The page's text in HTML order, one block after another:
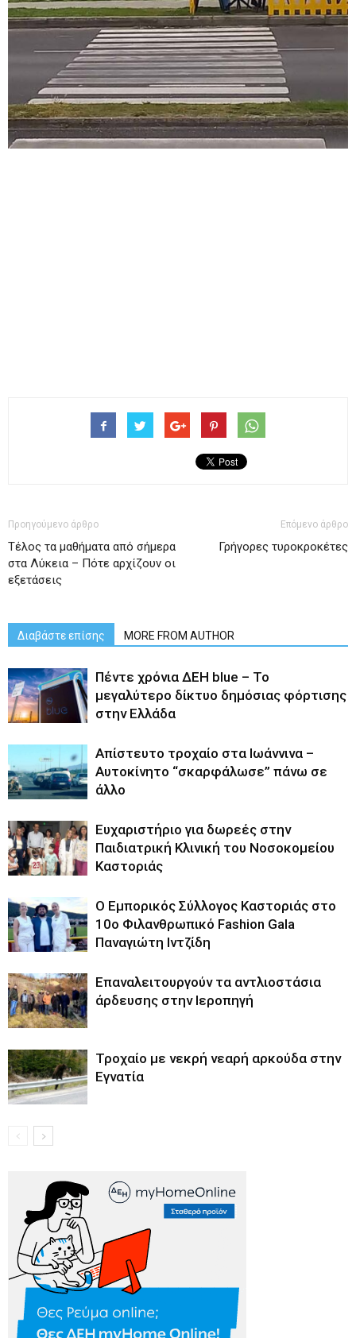
Προηγούμενο άρθρο
Τέλος τα μαθήματα από σήμερα
στα Λύκεια – Πότε αρχίζουν οι
εξετάσεις
Επόμενο άρθρο
Γρήγορες τυροκροκέτες
Διαβάστε επίσης MORE FROM AUTHOR
Πέντε χρόνια ΔΕΗ blue – Το
μεγαλύτερο δίκτυο δημόσιας φόρτισης
στην Ελλάδα
Απίστευτο τροχαίο στα Ιωάννινα –
Αυτοκίνητο “σκαρφάλωσε” πάνω σε
άλλο
Ευχαριστήριο για δωρεές στην
Παιδιατρική Κλινική του Νοσοκομείου
Καστοριάς
Ο Εμπορικός Σύλλογος Καστοριάς στο
10ο Φιλανθρωπικό Fashion Gala
Παναγιώτη Ιντζίδη
Επαναλειτουργούν τα αντλιοστάσια
άρδευσης στην Ιεροπηγή
Τροχαίο με νεκρή νεαρή αρκούδα στην
Εγνατία